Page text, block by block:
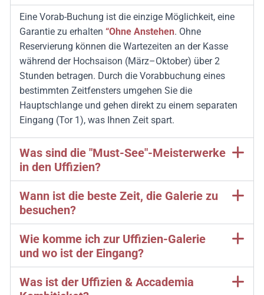
Eine Vorab-Buchung ist die einzige Möglichkeit, eine
Garantie zu erhalten “Ohne Anstehen. Ohne
Reservierung können die Wartezeiten an der Kasse
während der Hochsaison (März–Oktober) über 2
Stunden betragen. Durch die Vorabbuchung eines
bestimmten Zeitfensters umgehen Sie die
Hauptschlange und gehen direkt zu einem separaten
Eingang (Tor 1), was Ihnen Zeit spart.
Was sind die "Must-See"-Meisterwerke
in den Uffizien?
Wann ist die beste Zeit, die Galerie zu
besuchen?
Wie komme ich zur Uffizien-Galerie
und wo ist der Eingang?
Was ist der Uffizien & Accademia